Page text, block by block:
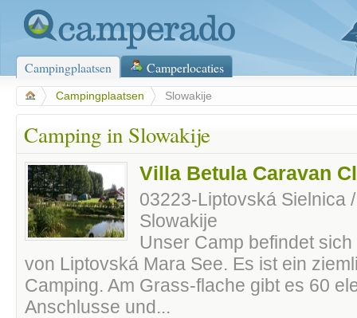
Campingplaatsen Camperlocaties
Campingplaatsen Slowakije
Camping in Slowakije
Villa Betula Caravan
03223-Liptovská Sielnica
Slowakije
Unser Camp befindet
von Liptovská Mara See. Es ist ein
Camping. Am Grass-flache gibt es 60
Anschlusse und...